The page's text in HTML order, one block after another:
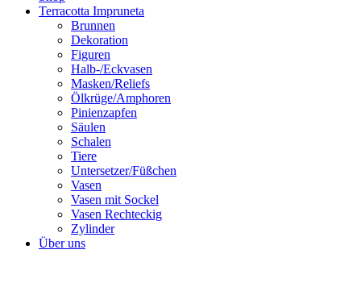
Terracotta Impruneta
Brunnen
Dekoration
Figuren
Halb-/Eckvasen
Masken/Reliefs
Ölkrüge/Amphoren
Pinienzapfen
Säulen
Schalen
Tiere
Untersetzer/Füßchen
Vasen
Vasen mit Sockel
Vasen Rechteckig
Zylinder
Über uns